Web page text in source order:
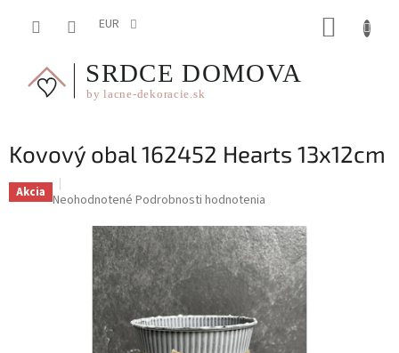
EUR
Kovový obal 162452 Hearts 13x12cm
Akcia Priemerné
produktu
hviezdičiek.
Neohodnotené Podrobnosti hodnotenia